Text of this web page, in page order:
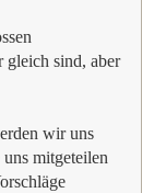
gleich sind, aber
wir uns
mitgeteilen